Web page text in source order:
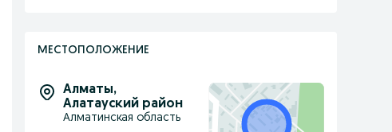
МЕСТОПОЛОЖЕНИЕ
Алматы,
Алатауский район
Алматинская область